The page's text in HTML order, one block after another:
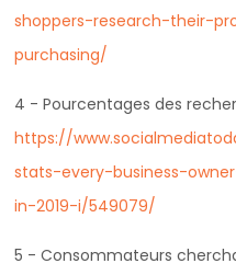
shoppers-research-their-
purchasing/
4 - Pourcentages des
https://
stats-every-business-
in-2019-i/549079/
5 - Consommateurs